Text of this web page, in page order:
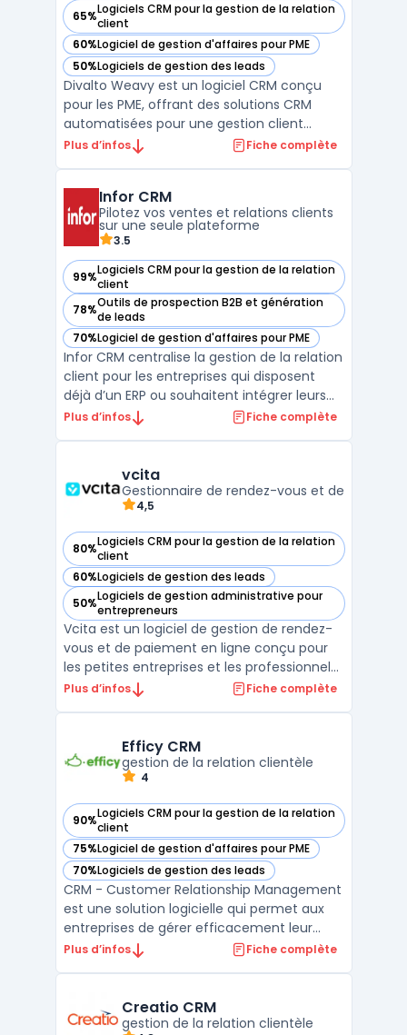
65%Logiciels CRM pour la gestion de la relation
client
— voir Divalto weavy dans cette catégorie
60%Logiciel de gestion d'affaires pour PME
— voir Divalto weavy dans cette catégorie
50%Logiciels de gestion des leads
— voir Divalto weavy dans cette catégorie
Divalto Weavy est un logiciel CRM conçu
pour les PME, offrant des solutions CRM
automatisées pour une gestion client
efficace. Il permet une communication
Grâce à ses techniques de gestion et de
suivi des leads, Divalto Weavy ...
Plus d’infos Fiche complète
Infor CRM
Pilotez vos ventes et relations clients
sur une seule plateforme
3.5
99%Logiciels CRM pour la gestion de la relation
client
— voir Infor CRM dans cette catégorie
78%Outils de prospection B2B et génération
de leads
— voir Infor CRM dans cette catégorie
70%Logiciel de gestion d'affaires pour PME
— voir Infor CRM dans cette catégorie
Infor CRM centralise la gestion de la relation
client pour les entreprises qui disposent
déjà d’un ERP ou souhaitent intégrer leurs
flux commerciaux et services. Ce logiciel
suivi des clients sur toute la durée du cycl ...
Plus d’infos Fiche complète
vcita
Gestionnaire de rendez-vous et de
4,5
80%Logiciels CRM pour la gestion de la relation
client
— voir vcita dans cette catégorie
60%Logiciels de gestion des leads
— voir vcita dans cette catégorie
50%Logiciels de gestion administrative pour
entrepreneurs
— voir vcita dans cette catégorie
Vcita est un logiciel de gestion de rendez-
vous et de paiement en ligne conçu pour
les petites entreprises et les professionnels
indépendants. Il offre une gamme
avec leurs clients et à automatiser les
tâches admini ...
Plus d’infos Fiche complète
Efficy CRM
gestion de la relation clientèle
4
90%Logiciels CRM pour la gestion de la relation
client
— voir Efficy CRM dans cette catégorie
75%Logiciel de gestion d'affaires pour PME
— voir Efficy CRM dans cette catégorie
70%Logiciels de gestion des leads
— voir Efficy CRM dans cette catégorie
CRM - Customer Relationship Management
est une solution logicielle qui permet aux
entreprises de gérer efficacement leur
relation client. Efficy CRM est l’un des
relation client tout-en-un pour les PME et
grandes entrep ...
Plus d’infos Fiche complète
Creatio CRM
gestion de la relation clientèle